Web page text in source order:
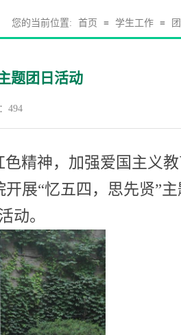
您的当前位置: 首页 ≡ 学生工作 ≡
题团日活动
494
精神，加强爱国主义
开展“忆五四，思先贤”
动。